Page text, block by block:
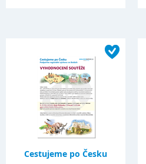
Cestujeme po Česku